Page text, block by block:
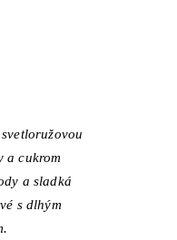
€.
a cukrom
a sladká
s dlhým